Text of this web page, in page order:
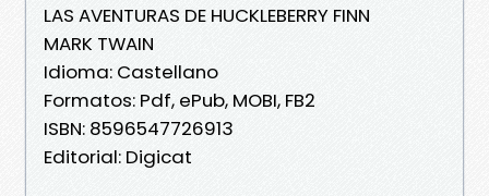
LAS AVENTURAS DE HUCKLEBERRY FINN
MARK TWAIN
Idioma: Castellano
Formatos: Pdf, ePub, MOBI, FB2
ISBN: 8596547726913
Editorial: Digicat